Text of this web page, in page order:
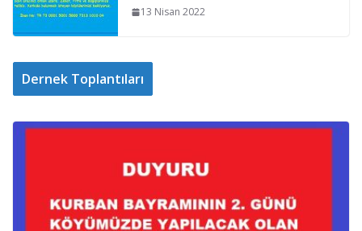
13 Nisan 2022
Dernek Toplantıları